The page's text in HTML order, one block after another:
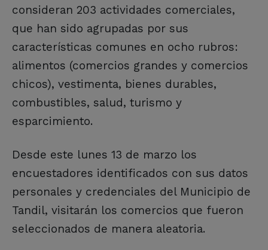
consideran 203 actividades comerciales,
que han sido agrupadas por sus
características comunes en ocho rubros:
alimentos (comercios grandes y comercios
chicos), vestimenta, bienes durables,
combustibles, salud, turismo y
esparcimiento.
Desde este lunes 13 de marzo los
encuestadores identificados con sus datos
personales y credenciales del Municipio de
Tandil, visitarán los comercios que fueron
seleccionados de manera aleatoria.